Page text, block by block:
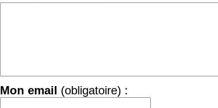
Mon email (obligatoire) :